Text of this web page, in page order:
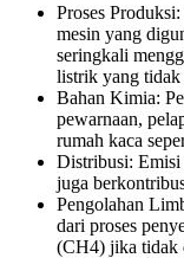
Proses
mesin yang
seringkali
listrik yang tidak
Bahan Kimia:
pewarnaan,
rumah kaca
Distribusi: Emisi
juga
Pengolahan
dari proses
(CH4) jika tidak